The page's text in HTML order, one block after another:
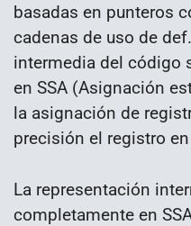
basadas en punteros
cadenas de uso de
intermedia del código
en SSA (Asignación
la asignación de
precisión el registro
La representación
completamente en